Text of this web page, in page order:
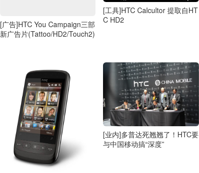
[广告]HTC You Campaign三部
新广告片(Tattoo/HD2/Touch2)
[工具]HTC Calcultor 提取自HT
C HD2
[业内]多普达死翘翘了！HTC要
与中国移动搞“深度”